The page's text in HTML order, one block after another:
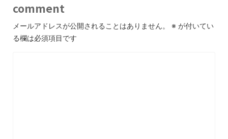
comment
メールアドレスが公開されることはありません。 ※ が付いてい
る欄は必須項目です